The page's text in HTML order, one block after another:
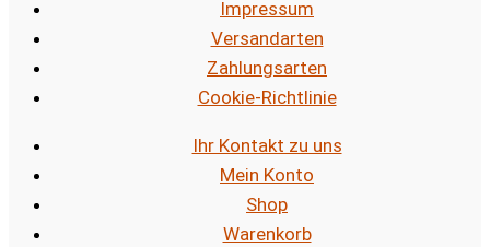
Impressum
Versandarten
Zahlungsarten
Cookie-Richtlinie
Ihr Kontakt zu uns
Mein Konto
Shop
Warenkorb